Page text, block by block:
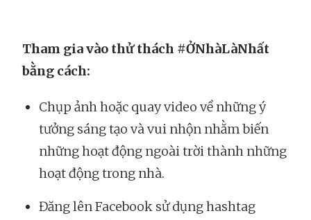
Tham gia vào thử thách #ỞNhàLàNhất
bằng cách:
Chụp ảnh hoặc quay video về những ý
tưởng sáng tạo và vui nhộn nhằm biến
những hoạt động ngoài trời thành những
hoạt động trong nhà.
Đăng lên Facebook sử dụng hashtag